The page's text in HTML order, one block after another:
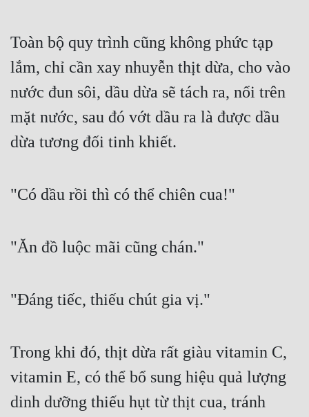
Toàn bộ quy trình cũng không phức tạp
lắm, chỉ cần xay nhuyễn thịt dừa, cho vào
nước đun sôi, dầu dừa sẽ tách ra, nổi trên
mặt nước, sau đó vớt dầu ra là được dầu
dừa tương đối tinh khiết.
"Có dầu rồi thì có thể chiên cua!"
"Ăn đồ luộc mãi cũng chán."
"Đáng tiếc, thiếu chút gia vị."
Trong khi đó, thịt dừa rất giàu vitamin C,
vitamin E, có thể bổ sung hiệu quả lượng
dinh dưỡng thiếu hụt từ thịt cua, tránh